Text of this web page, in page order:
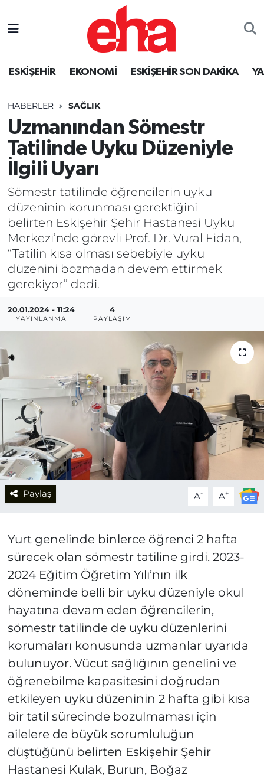
ESKİŞEHİR EKONOMİ ESKİŞEHİR SON DAKİKA
HABERLER SAĞLIK
Uzmanından Sömestr
Tatilinde Uyku Düzeniyle
İlgili Uyarı
Sömestr tatilinde öğrencilerin uyku
düzeninin korunması gerektiğini
belirten Eskişehir Şehir Hastanesi Uyku
Merkezi’nde görevli Prof. Dr. Vural Fidan,
“Tatilin kısa olması sebebiyle uyku
düzenini bozmadan devem ettirmek
gerekiyor” dedi.
20.01.2024 - 11:24
YAYINLANMA
4
PAYLAŞIM
Paylaş A- A+
Yurt genelinde binlerce öğrenci 2 hafta
sürecek olan sömestr tatiline girdi. 2023-
2024 Eğitim Öğretim Yılı’nın ilk
döneminde belli bir uyku düzeniyle okul
hayatına devam eden öğrencilerin,
sömestr tatilinde de uyku düzenlerini
korumaları konusunda uzmanlar uyarıda
bulunuyor. Vücut sağlığının genelini ve
öğrenebilme kapasitesini doğrudan
etkileyen uyku düzeninin 2 hafta gibi kısa
bir tatil sürecinde bozulmaması için
ailelere de büyük sorumluluğun
düştüğünü belirten Eskişehir Şehir
Hastanesi Kulak, Burun, Boğaz